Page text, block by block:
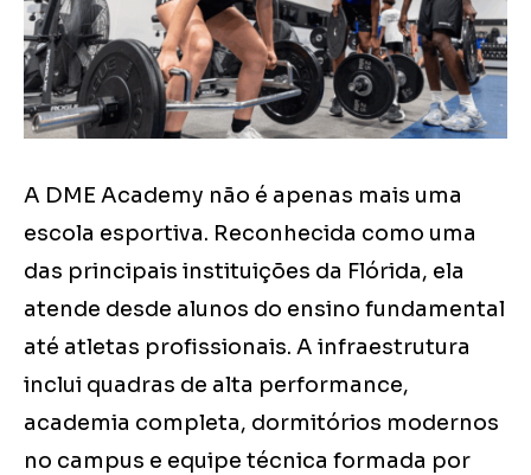
A DME Academy não é apenas mais uma
escola esportiva. Reconhecida como uma
das principais instituições da Flórida, ela
atende desde alunos do ensino fundamental
até atletas profissionais. A infraestrutura
inclui quadras de alta performance,
academia completa, dormitórios modernos
no campus e equipe técnica formada por